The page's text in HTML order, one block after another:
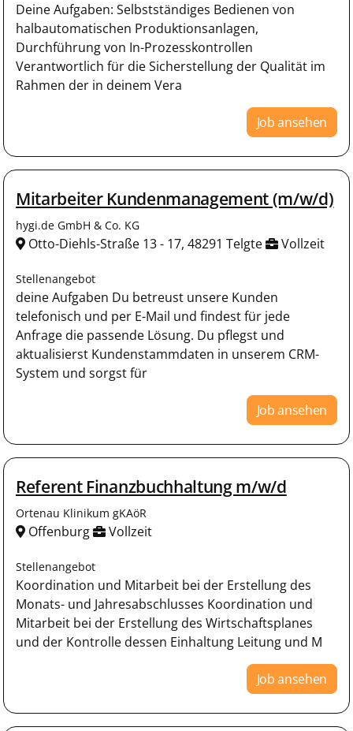
Deine Aufgaben: Selbstständiges Bedienen von
halbautomatischen Produktionsanlagen,
Durchführung von In-Prozesskontrollen
Verantwortlich für die Sicherstellung der Qualität im
Rahmen der in deinem Vera
Job ansehen
Mitarbeiter Kundenmanagement (m/w/d)
hygi.de GmbH & Co. KG
Otto-Diehls-Straße 13 - 17, 48291 Telgte Vollzeit
Stellenangebot
deine Aufgaben Du betreust unsere Kunden
telefonisch und per E-Mail und findest für jede
Anfrage die passende Lösung. Du pflegst und
aktualisierst Kundenstammdaten in unserem CRM-
System und sorgst für
Job ansehen
Referent Finanzbuchhaltung m/w/d
Ortenau Klinikum gKAöR
Offenburg Vollzeit
Stellenangebot
Koordination und Mitarbeit bei der Erstellung des
Monats- und Jahresabschlusses Koordination und
Mitarbeit bei der Erstellung des Wirtschafts­planes
und der Kontrolle dessen Einhaltung Leitung und M
Job ansehen